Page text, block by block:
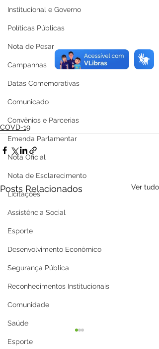
Institucional e Governo
Políticas Públicas
Nota de Pesar
Campanhas
Datas Comemorativas
Comunicado
Convênios e Parcerias
Emenda Parlamentar
Nota Oficial
Nota de Esclarecimento
Licitações
Assistência Social
Esporte
Desenvolvimento Econômico
Segurança Pública
Reconhecimentos Institucionais
Comunidade
Saúde
Esporte
COVD-19
Posts Relacionados Ver tudo